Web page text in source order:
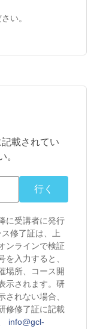
い。
載されてい
。
に受講者に発行
修了証は、上
ンラインで検証
を入力すると、
場所、コース開
示されます。研
されない場合、
修修了証に記載
info@gcl-